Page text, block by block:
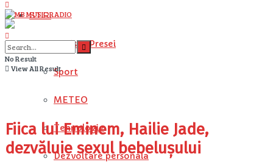
STIRI
Revista Presei
Sport
METEO
Tehnologie
Dezvoltare personala
No Result
View All Result
Fiica lui Eminem, Hailie Jade,
dezvăluie sexul bebelușului